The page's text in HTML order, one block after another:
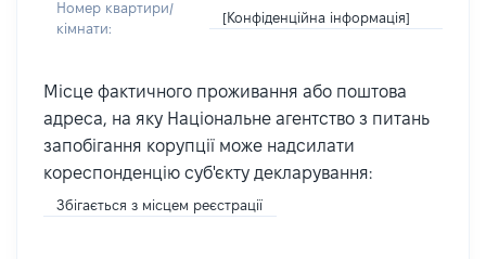
Номер квартири/
кімнати:
[Конфіденційна інформація]
Місце фактичного проживання або поштова
адреса, на яку Національне агентство з питань
запобігання корупції може надсилати
кореспонденцію суб'єкту декларування:
Збігається з місцем реєстрації